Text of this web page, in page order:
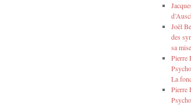
Joël
des
sa
Pierre
La
Pierre